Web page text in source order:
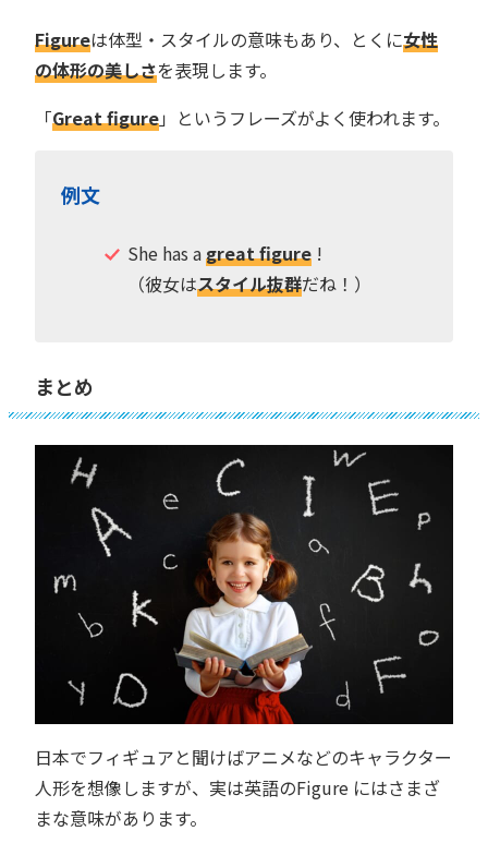
Figureは体型・スタイルの意味もあり、とくに女性
の体形の美しさを表現します。
「Great figure」というフレーズがよく使われます。
例文
She has agreat figure!
（彼女はスタイル抜群だね！）
まとめ
日本でフィギュアと聞けばアニメなどのキャラクター
人形を想像しますが、実は英語のFigure にはさまざ
まな意味があります。